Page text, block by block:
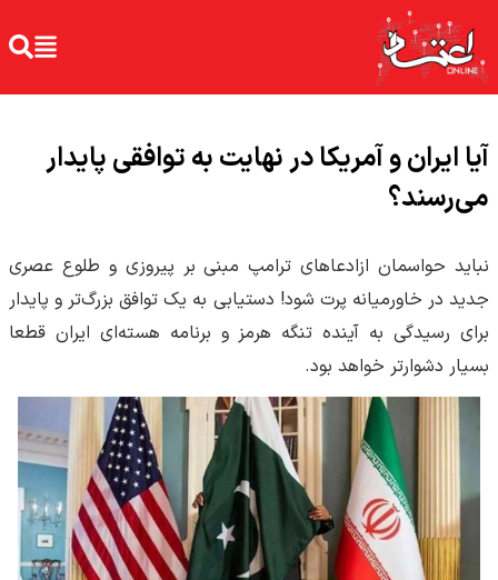
آیا ایران و آمریکا در نهایت به توافقی پایدار
می‌رسند؟
نباید حواسمان ازادعاهای ترامپ مبنی بر پیروزی و طلوع عصری
جدید در خاورمیانه پرت شود! دستیابی به یک توافق بزرگ‌تر و پایدار
برای رسیدگی به آینده تنگه هرمز و برنامه هسته‌ای ایران قطعا
بسیار دشوارتر خواهد بود.